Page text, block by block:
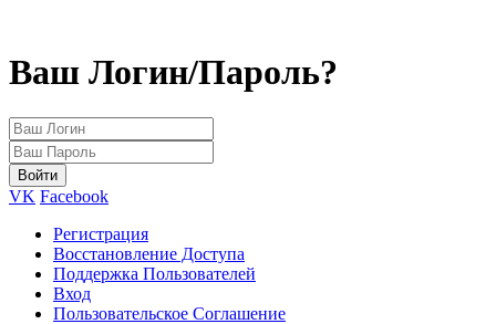
Ваш Логин/Пароль?
VK Facebook
Регистрация
Восстановление Доступа
Поддержка Пользователей
Вход
Пользовательское Соглашение